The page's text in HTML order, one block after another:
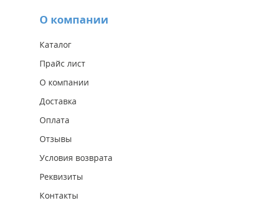
О компании
Каталог
Прайс лист
О компании
Доставка
Оплата
Отзывы
Условия возврата
Реквизиты
Контакты